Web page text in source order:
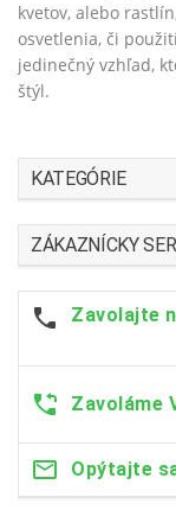
kvetov, alebo
osvetlenia, či
jedinečný vzhľad,
štýl.
KATEGÓRIE
ZÁKAZNÍCKY
Zavolajte
Zavoláme
Opýtajte